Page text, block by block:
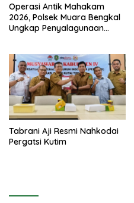
Operasi Antik Mahakam
2026, Polsek Muara Bengkal
Ungkap Penyalagunaan
Tabrani Aji Resmi Nahkodai
Pergatsi Kutim